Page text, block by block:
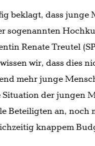
beklagt, dass
sogenannten
Renate Treutel
wir, dass dies
mehr junge
der jungen
Beteiligten an,
knappem